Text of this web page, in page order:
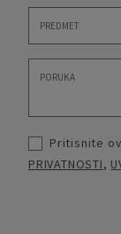
Pritisnite
PRIVATNOSTI,